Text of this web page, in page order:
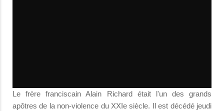
Le frère franciscain Alain Richard était l'un des grands
apôtres de la non-violence du XXIe siècle. Il est décédé jeudi